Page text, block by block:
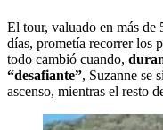
El tour, valuado en más de
días, prometía recorrer los
todo cambió cuando,
“desafiante”, Suzanne se
ascenso, mientras el resto